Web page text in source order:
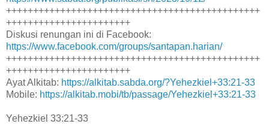
+++++++++++++++++++++++++++++++++++++++++++++++
+++++++++++++++++++++++
Diskusi renungan ini di Facebook:
https://www.facebook.com/groups/santapan.harian/
+++++++++++++++++++++++++++++++++++++++++++++++
+++++++++++++++++++++++
Ayat Alkitab: https://alkitab.sabda.org/?Yehezkiel+33:21-33
Mobile: https://alkitab.mobi/tb/passage/Yehezkiel+33:21-33
Yehezkiel 33:21-33